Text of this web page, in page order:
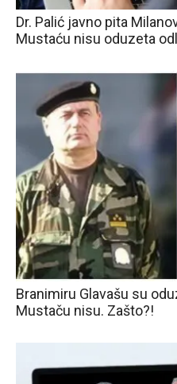
Dr. Palić javno pita
Mustaću nisu oduzeta
Branimiru Glavašu su
Mustaču nisu. Zašto?!